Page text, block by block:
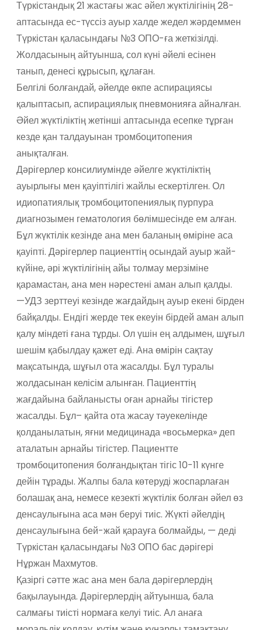
Түркістандық 21 жастағы жас әйел жүктілігінің 28-
аптасында ес-түссіз ауыр халде жедел жәрдеммен
Түркістан қаласындағы №3 ОПО-ға жеткізілді.
Жолдасының айтуынша, сол күні әйелі есінен
танып, денесі құрысып, құлаған.
Белгілі болғандай, әйелде өкпе аспирациясы
қалыптасып, аспирациялық пневмонияға айналған.
Әйел жүктіліктің жетінші аптасында есепке тұрған
кезде қан талдауынан тромбоцитопения
анықталған.
Дәрігерлер консилиумінде әйелге жүктіліктің
ауырлығы мен қауіптілігі жайлы ескертілген. Ол
идиопатиялық тромбоцитопениялық пурпура
диагнозымен гематология бөлімшесінде ем алған.
Бұл жүктілік кезінде ана мен баланың өміріне аса
қауіпті. Дәрігерлер пациенттің осындай ауыр жай-
күйіне, әрі жүктілігінің айы толмау мерзіміне
қарамастан, ана мен нәрестені аман алып қалды.
—УДЗ зерттеуі кезінде жағдайдың ауыр екені бірден
байқалды. Ендігі жерде тек екеуін бірдей аман алып
қалу міндеті ғана тұрды. Ол үшін ең алдымен, шұғыл
шешім қабылдау қажет еді. Ана өмірін сақтау
мақсатында, шұғыл ота жасалды. Бұл туралы
жолдасынан келісім алынған. Пациенттің
жағдайына байланысты оған арнайы тігістер
жасалды. Бұл– қайта ота жасау тәуекелінде
қолданылатын, яғни медицинада «восьмерка» деп
аталатын арнайы тігістер. Пациентте
тромбоцитопения болғандықтан тігіс 10-11 күнге
дейін тұрады. Жалпы бала көтеруді жоспарлаған
болашақ ана, немесе кезекті жүктілік болған әйел өз
денсаулығына аса мән беруі тиіс. Жүкті әйелдің
денсаулығына бей-жай қарауға болмайды, — деді
Түркістан қаласындағы №3 ОПО бас дәрігері
Нұржан Махмутов.
Қазіргі сәтте жас ана мен бала дәрігерлердің
бақылауында. Дәрігерлердің айтуынша, бала
салмағы тиісті нормаға келуі тиіс. Ал анаға